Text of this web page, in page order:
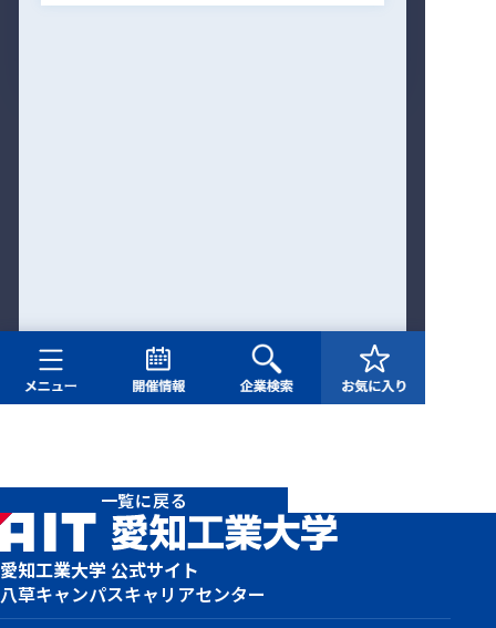
一覧に戻る
愛知工業大学 公式サイト
八草キャンパスキャリアセンター